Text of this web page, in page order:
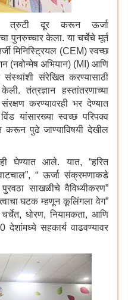
त्रुटी दूर करून ऊर्जा
पुनरुच्चार केला. या चर्चेचे मूर्त
मिनिस्ट्रियल (CEM) स्वच्छ
(नवोन्मेष अभियान) (MI) आणि
संरेखित करण्यासाठी
तंत्रज्ञान हस्तांतरणाच्या
करण्यावरही भर देण्यात
यांसारख्या स्वच्छ परिपक्व
करून पुढे जाण्याविषयी देखील
घेण्यात आले. यात, “हरित
“ ऊर्जा संक्रमणाकडे
साखळीचे वैविध्यीकरण”
घटक म्हणून कूलिंगला वेग”
धोरण, नियामकता, आणि
सहकार्य वाढवण्यावर